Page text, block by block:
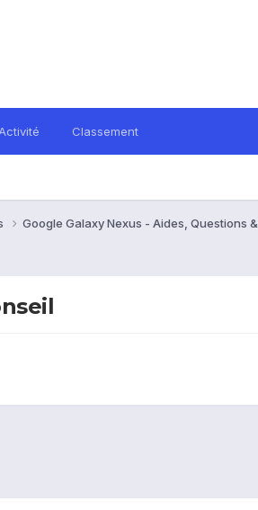
Activité Classement
Google Galaxy Nexus - Aides, Questions